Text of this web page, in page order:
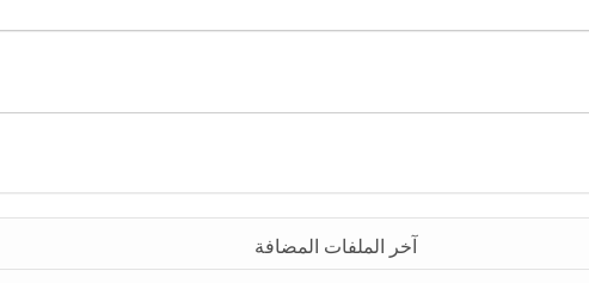
آخر الملفات المضافة